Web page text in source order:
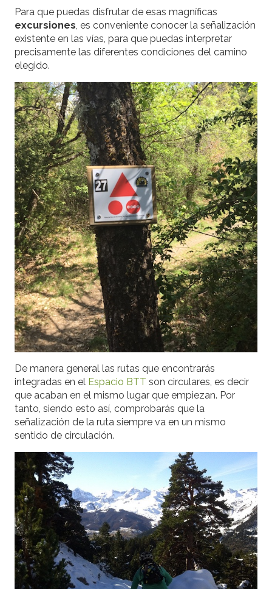
Para que puedas disfrutar de esas magníficas
excursiones, es conveniente conocer la señalización
existente en las vías, para que puedas interpretar
precisamente las diferentes condiciones del camino
elegido.
De manera general las rutas que encontrarás
integradas en el Espacio BTT son circulares, es decir
que acaban en el mismo lugar que empiezan. Por
tanto, siendo esto así, comprobarás que la
señalización de la ruta siempre va en un mismo
sentido de circulación.